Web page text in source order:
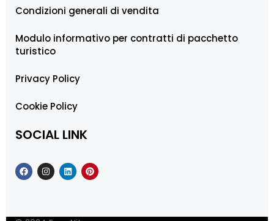
Condizioni generali di vendita
Modulo informativo per contratti di pacchetto
turistico
Privacy Policy
Cookie Policy
SOCIAL LINK